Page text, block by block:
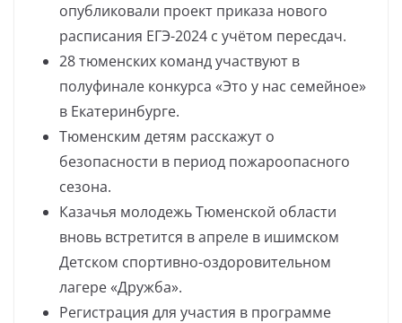
опубликовали проект приказа нового
расписания ЕГЭ-2024 с учётом пересдач.
28 тюменских команд участвуют в
полуфинале конкурса «Это у нас семейное»
в Екатеринбурге.
Тюменским детям расскажут о
безопасности в период пожароопасного
сезона.
Казачья молодежь Тюменской области
вновь встретится в апреле в ишимском
Детском спортивно-оздоровительном
лагере «Дружба».
Регистрация для участия в программе